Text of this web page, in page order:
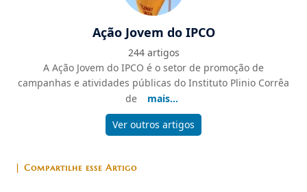
Ação Jovem do IPCO
244 artigos
A Ação Jovem do IPCO é o setor de promoção de
campanhas e atividades públicas do Instituto Plinio Corrêa
de
mais...
Ver outros artigos
| Compartilhe esse Artigo